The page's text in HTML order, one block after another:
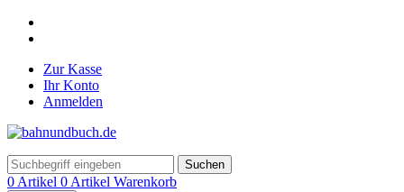
Zur Kasse
Ihr Konto
Anmelden
Suchen
0 Artikel 0 Artikel Warenkorb